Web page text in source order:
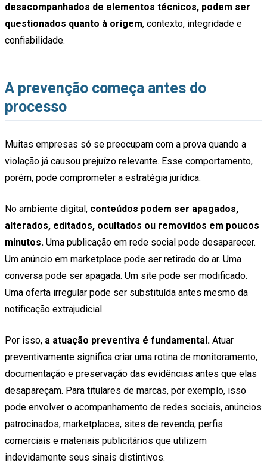
desacompanhados de elementos técnicos, podem ser
questionados quanto à origem, contexto, integridade e
confiabilidade.
A prevenção começa antes do
processo
Muitas empresas só se preocupam com a prova quando a
violação já causou prejuízo relevante. Esse comportamento,
porém, pode comprometer a estratégia jurídica.
No ambiente digital, conteúdos podem ser apagados,
alterados, editados, ocultados ou removidos em poucos
minutos. Uma publicação em rede social pode desaparecer.
Um anúncio em marketplace pode ser retirado do ar. Uma
conversa pode ser apagada. Um site pode ser modificado.
Uma oferta irregular pode ser substituída antes mesmo da
notificação extrajudicial.
Por isso, a atuação preventiva é fundamental. Atuar
preventivamente significa criar uma rotina de monitoramento,
documentação e preservação das evidências antes que elas
desapareçam. Para titulares de marcas, por exemplo, isso
pode envolver o acompanhamento de redes sociais, anúncios
patrocinados, marketplaces, sites de revenda, perfis
comerciais e materiais publicitários que utilizem
indevidamente seus sinais distintivos.